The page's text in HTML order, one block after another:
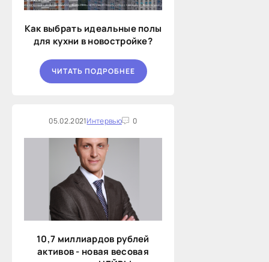
Как выбрать идеальные полы
для кухни в новостройке?
ЧИТАТЬ ПОДРОБНЕЕ
05.02.2021Интервью 0
10,7 миллиардов рублей
активов - новая весовая